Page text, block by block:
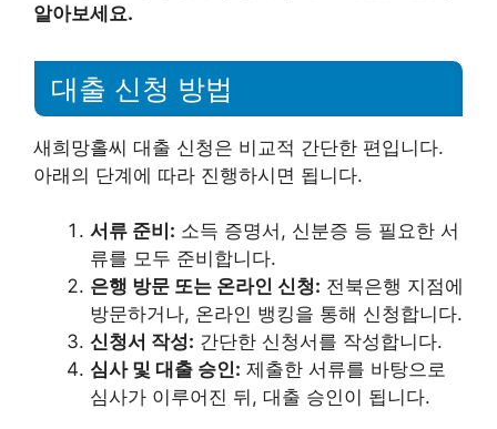
알아보세요.
대출 신청 방법
새희망홀씨 대출 신청은 비교적 간단한 편입니다.
아래의 단계에 따라 진행하시면 됩니다.
서류 준비: 소득 증명서, 신분증 등 필요한 서
류를 모두 준비합니다.
은행 방문 또는 온라인 신청: 전북은행 지점에
방문하거나, 온라인 뱅킹을 통해 신청합니다.
신청서 작성: 간단한 신청서를 작성합니다.
심사 및 대출 승인: 제출한 서류를 바탕으로
심사가 이루어진 뒤, 대출 승인이 됩니다.